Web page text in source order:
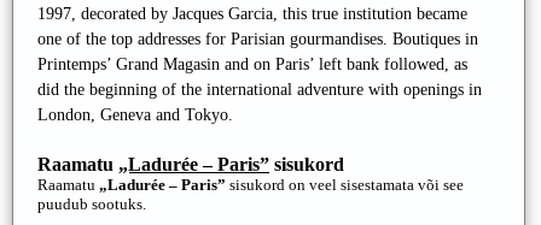
1997, decorated by Jacques Garcia, this true institution became
one of the top addresses for Parisian gourmandises. Boutiques in
Printemps’ Grand Magasin and on Paris’ left bank followed, as
did the beginning of the international adventure with openings in
London, Geneva and Tokyo.
Raamatu „Ladurée – Paris” sisukord
Raamatu „Ladurée – Paris” sisukord on veel sisestamata või see
puudub sootuks.